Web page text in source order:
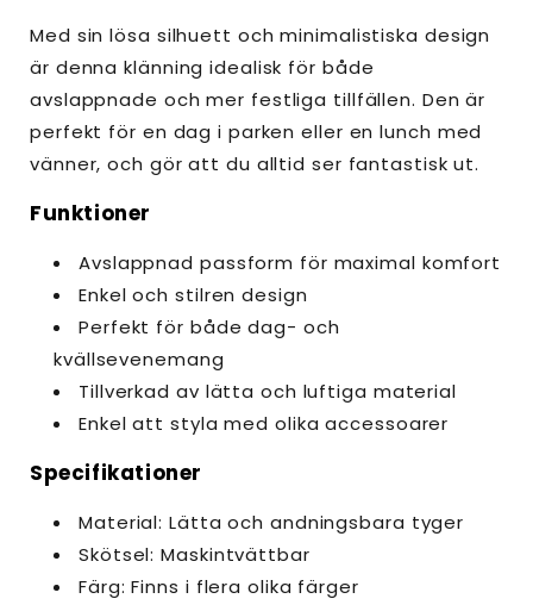
Med sin lösa silhuett och minimalistiska design
är denna klänning idealisk för både
avslappnade och mer festliga tillfällen. Den är
perfekt för en dag i parken eller en lunch med
vänner, och gör att du alltid ser fantastisk ut.
Funktioner
Avslappnad passform för maximal komfort
Enkel och stilren design
Perfekt för både dag- och
kvällsevenemang
Tillverkad av lätta och luftiga material
Enkel att styla med olika accessoarer
Specifikationer
Material: Lätta och andningsbara tyger
Skötsel: Maskintvättbar
Färg: Finns i flera olika färger